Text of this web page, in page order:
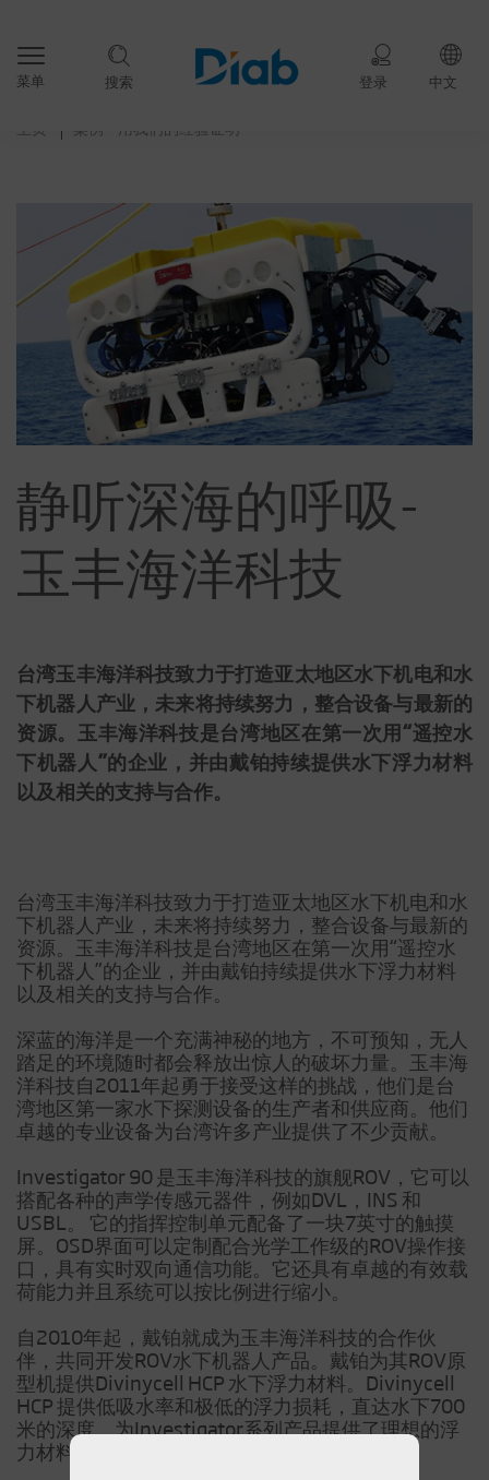
菜单 搜索 登录 中文
主页 案例 – 用我们的经验证明
静听深海的呼吸-
玉丰海洋科技
台湾玉丰海洋科技致力于打造亚太地区水下机电和水
下机器人产业，未来将持续努力，整合设备与最新的
资源。玉丰海洋科技是台湾地区在第一次用“遥控水
下机器人”的企业，并由戴铂持续提供水下浮力材料
以及相关的支持与合作。
台湾玉丰海洋科技致力于打造亚太地区水下机电和水
下机器人产业，未来将持续努力，整合设备与最新的
资源。玉丰海洋科技是台湾地区在第一次用“遥控水
下机器人”的企业，并由戴铂持续提供水下浮力材料
以及相关的支持与合作。
深蓝的海洋是一个充满神秘的地方，不可预知，无人
踏足的环境随时都会释放出惊人的破坏力量。玉丰海
洋科技自2011年起勇于接受这样的挑战，他们是台
湾地区第一家水下探测设备的生产者和供应商。他们
卓越的专业设备为台湾许多产业提供了不少贡献。
Investigator 90 是玉丰海洋科技的旗舰ROV，它可以
搭配各种的声学传感元器件，例如DVL，INS 和
USBL。 它的指挥控制单元配备了一块7英寸的触摸
屏。OSD界面可以定制配合光学工作级的ROV操作接
口，具有实时双向通信功能。它还具有卓越的有效载
荷能力并且系统可以按比例进行缩小。
自2010年起，戴铂就成为玉丰海洋科技的合作伙
伴，共同开发ROV水下机器人产品。戴铂为其ROV原
型机提供Divinycell HCP 水下浮力材料。Divinycell
HCP 提供低吸水率和极低的浮力损耗，直达水下700
米的深度，为Investigator系列产品提供了理想的浮
力材料。